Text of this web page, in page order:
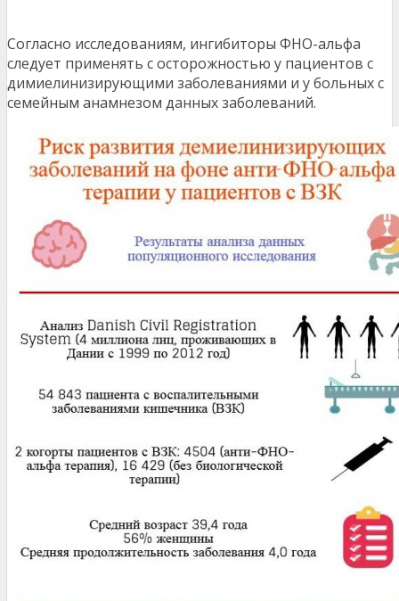
Согласно исследованиям, ингибиторы ФНО-альфа
следует применять с осторожностью у пациентов с
димиелинизирующими заболеваниями и у больных с
семейным анамнезом данных заболеваний.